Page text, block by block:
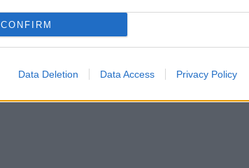
CONFIRM
Data Deletion Data Access Privacy Policy